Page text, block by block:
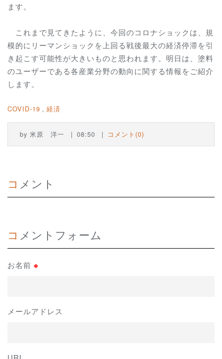
ます。
これまで見てきたように、今回のコロナショックは、規
模的にリーマンショックを上回る戦後最大の経済停滞を引
き起こす可能性が大きいものと思われます。明日は、塗料
のユーザーである各産業分野の動向に関する情報をご紹介
します。
COVID-19 経済
by 米原 洋一 08:50 コメント(0)
コメント
コメントフォーム
お名前 ※
メールアドレス